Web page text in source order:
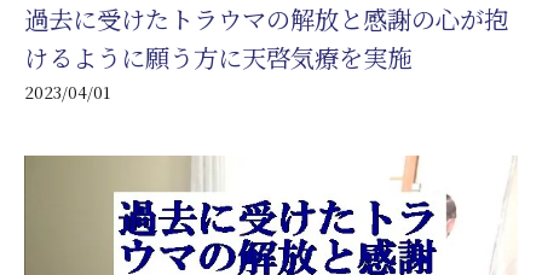
過去に受けたトラウマの解放と感謝の心が抱
けるように願う方に天啓気療を実施
2023/04/01